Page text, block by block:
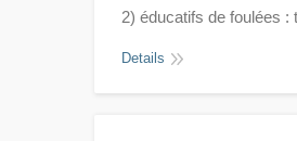
2) ​éducatifs de foulées
Details